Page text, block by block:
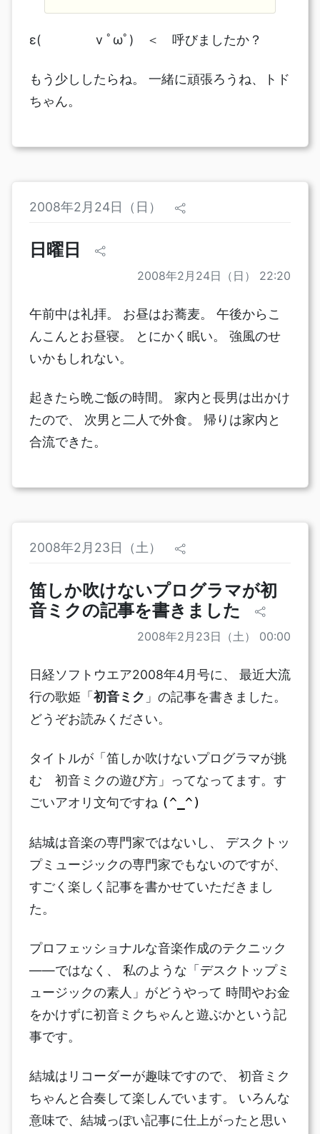
ε( v ﾟωﾟ) ＜ 呼びましたか？
もう少ししたらね。 一緒に頑張ろうね、トド
ちゃん。
2008年2月24日（日）
日曜日
2008年2月24日（日） 22:20
午前中は礼拝。 お昼はお蕎麦。 午後からこ
んこんとお昼寝。 とにかく眠い。 強風のせ
いかもしれない。
起きたら晩ご飯の時間。 家内と長男は出かけ
たので、 次男と二人で外食。 帰りは家内と
合流できた。
2008年2月23日（土）
笛しか吹けないプログラマが初
音ミクの記事を書きました
2008年2月23日（土） 00:00
日経ソフトウエア2008年4月号に、 最近大流
行の歌姫「 初音ミク 」の記事を書きました。
どうぞお読みください。
タイトルが「笛しか吹けないプログラマが挑
む 初音ミクの遊び方」ってなってます。す
ごいアオリ文句ですね (^_^)
結城は音楽の専門家ではないし、 デスクトッ
プミュージックの専門家でもないのですが、
すごく楽しく記事を書かせていただきまし
た。
プロフェッショナルな音楽作成のテクニック
――ではなく、 私のような「デスクトップミ
ュージックの素人」がどうやって 時間やお金
をかけずに初音ミクちゃんと遊ぶかという記
事です。
結城はリコーダーが趣味ですので、 初音ミク
ちゃんと合奏して楽しんでいます。 いろんな
意味で、結城っぽい記事に仕上がったと思い